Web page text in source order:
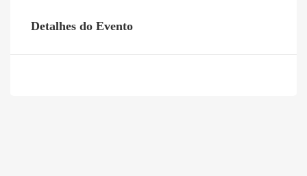
Detalhes do Evento